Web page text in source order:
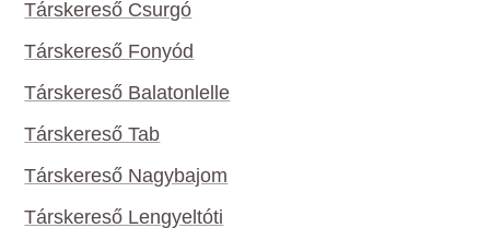
Társkereső Csurgó
Társkereső Fonyód
Társkereső Balatonlelle
Társkereső Tab
Társkereső Nagybajom
Társkereső Lengyeltóti